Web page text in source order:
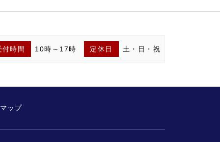
付時間 10時～17時 定休日 土・日・祝
ップ